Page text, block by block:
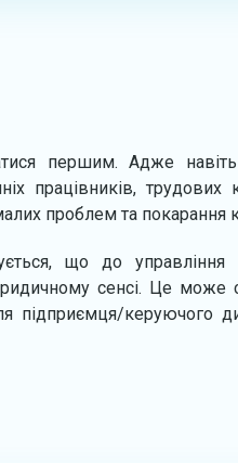
першим. Адже навіть
працівників, трудових
проблем та покарання
що до управління
сенсі. Це може
підприємця/керуючого